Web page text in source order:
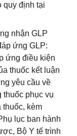
quy định tại
nhận GLP
ứng GLP:
ứng điều kiện
thuốc kết luận
yêu cầu về
phục vụ
kèm
lục ban hành
Bộ Y tế trình